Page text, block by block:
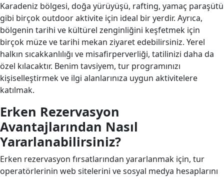
Karadeniz bölgesi, doğa yürüyüşü, rafting, yamaç paraşütü
gibi birçok outdoor aktivite için ideal bir yerdir. Ayrıca,
bölgenin tarihi ve kültürel zenginliğini keşfetmek için
birçok müze ve tarihi mekan ziyaret edebilirsiniz. Yerel
halkın sıcakkanlılığı ve misafirperverliği, tatilinizi daha da
özel kılacaktır. Benim tavsiyem, tur programınızı
kişiselleştirmek ve ilgi alanlarınıza uygun aktivitelere
katılmak.
Erken Rezervasyon
Avantajlarından Nasıl
Yararlanabilirsiniz?
Erken rezervasyon fırsatlarından yararlanmak için, tur
operatörlerinin web sitelerini ve sosyal medya hesaplarını